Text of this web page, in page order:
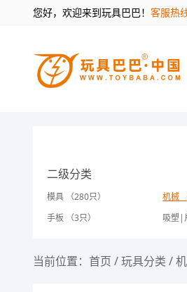
您好，欢迎来到玩具巴巴！ 客服热
二级分类
模具 （280只） 机械
手板 （3只）
吸塑|
当前位置： 首页 /玩具分类 /